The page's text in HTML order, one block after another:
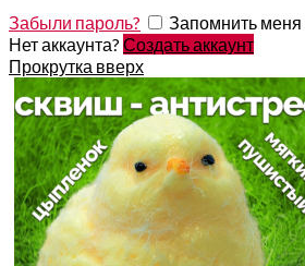
Забыли пароль?
Запомнить меня
Нет аккаунта? Создать аккаунт
Прокрутка вверх